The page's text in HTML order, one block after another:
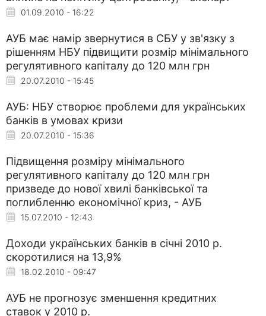
01.09.2010 - 16:22
АУБ має намір звернутися в СБУ у зв'язку з
рішенням НБУ підвищити розмір мінімального
регулятивного капіталу до 120 млн грн
20.07.2010 - 15:45
АУБ: НБУ створює проблеми для українських
банків в умовах кризи
20.07.2010 - 15:36
Підвищення розміру мінімального
регулятивного капіталу до 120 млн грн
призведе до нової хвилі банківської та
поглибленню економічної криз, - АУБ
15.07.2010 - 12:43
Доходи українських банків в січні 2010 р.
скоротилися на 13,9%
18.02.2010 - 09:47
АУБ не прогнозує зменшення кредитних
ставок у 2010 р.